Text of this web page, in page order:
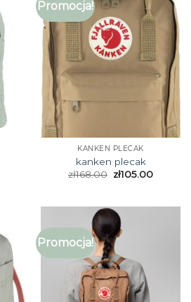
Promocja!
KANKEN PLECAK
kanken plecak
zł168.00 zł105.00
Promocja!